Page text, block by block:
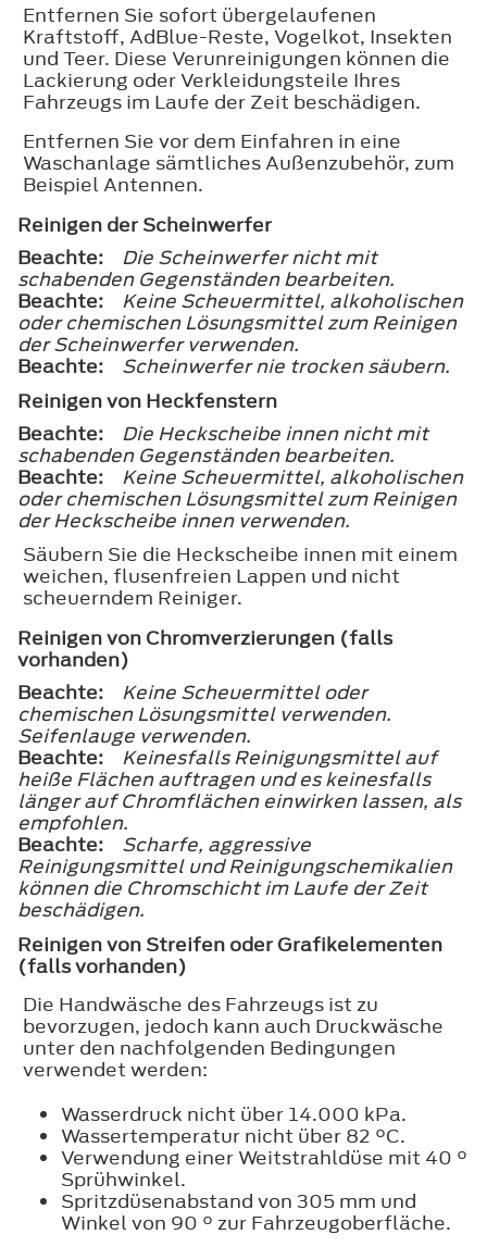
Entfernen Sie sofort übergelaufenen
Kraftstoff, AdBlue-Reste, Vogelkot, Insekten
und Teer. Diese Verunreinigungen können die
Lackierung oder Verkleidungsteile Ihres
Fahrzeugs im Laufe der Zeit beschädigen.
Entfernen Sie vor dem Einfahren in eine
Waschanlage sämtliches Außenzubehör, zum
Beispiel Antennen.
Reinigen der Scheinwerfer
Beachte:
Die Scheinwerfer nicht mit
schabenden Gegenständen bearbeiten.
Beachte:
Keine Scheuermittel, alkoholischen
oder chemischen Lösungsmittel zum Reinigen
der Scheinwerfer verwenden.
Beachte:
Scheinwerfer nie trocken säubern.
Reinigen von Heckfenstern
Beachte:
Die Heckscheibe innen nicht mit
schabenden Gegenständen bearbeiten.
Beachte:
Keine Scheuermittel, alkoholischen
oder chemischen Lösungsmittel zum Reinigen
der Heckscheibe innen verwenden.
Säubern Sie die Heckscheibe innen mit einem
weichen, flusenfreien Lappen und nicht
scheuerndem Reiniger.
Reinigen von Chromverzierungen (falls
vorhanden)
Beachte:
Keine Scheuermittel oder
chemischen Lösungsmittel verwenden.
Seifenlauge verwenden.
Beachte:
Keinesfalls Reinigungsmittel auf
heiße Flächen auftragen und es keinesfalls
länger auf Chromflächen einwirken lassen, als
empfohlen.
Beachte:
Scharfe, aggressive
Reinigungsmittel und Reinigungschemikalien
können die Chromschicht im Laufe der Zeit
beschädigen.
Reinigen von Streifen oder Grafikelementen
(falls vorhanden)
Die Handwäsche des Fahrzeugs ist zu
bevorzugen, jedoch kann auch Druckwäsche
unter den nachfolgenden Bedingungen
verwendet werden:
Wasserdruck nicht über 14.000 kPa.
Wassertemperatur nicht über 82 °C.
Verwendung einer Weitstrahldüse mit 40 °
Sprühwinkel.
Spritzdüsenabstand von 305 mm und
Winkel von 90 ° zur Fahrzeugoberfläche.